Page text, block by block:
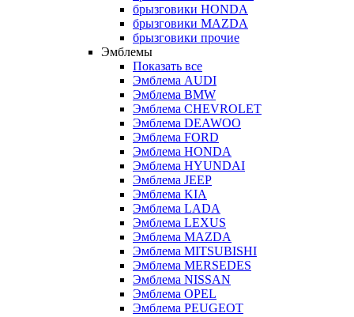
брызговики HONDA
брызговики MAZDA
брызговики прочие
Эмблемы
Показать все
Эмблема AUDI
Эмблема BMW
Эмблема CHEVROLET
Эмблема DEAWOO
Эмблема FORD
Эмблема HONDA
Эмблема HYUNDAI
Эмблема JEEP
Эмблема KIA
Эмблема LADA
Эмблема LEXUS
Эмблема MAZDA
Эмблема MITSUBISHI
Эмблема MERSEDES
Эмблема NISSAN
Эмблема OPEL
Эмблема PEUGEOT